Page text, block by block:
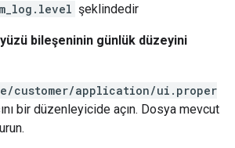
şeklindedir
bileşeninin günlük düzeyini
customer/application/ui.proper
bir düzenleyicide açın. Dosya mevcut